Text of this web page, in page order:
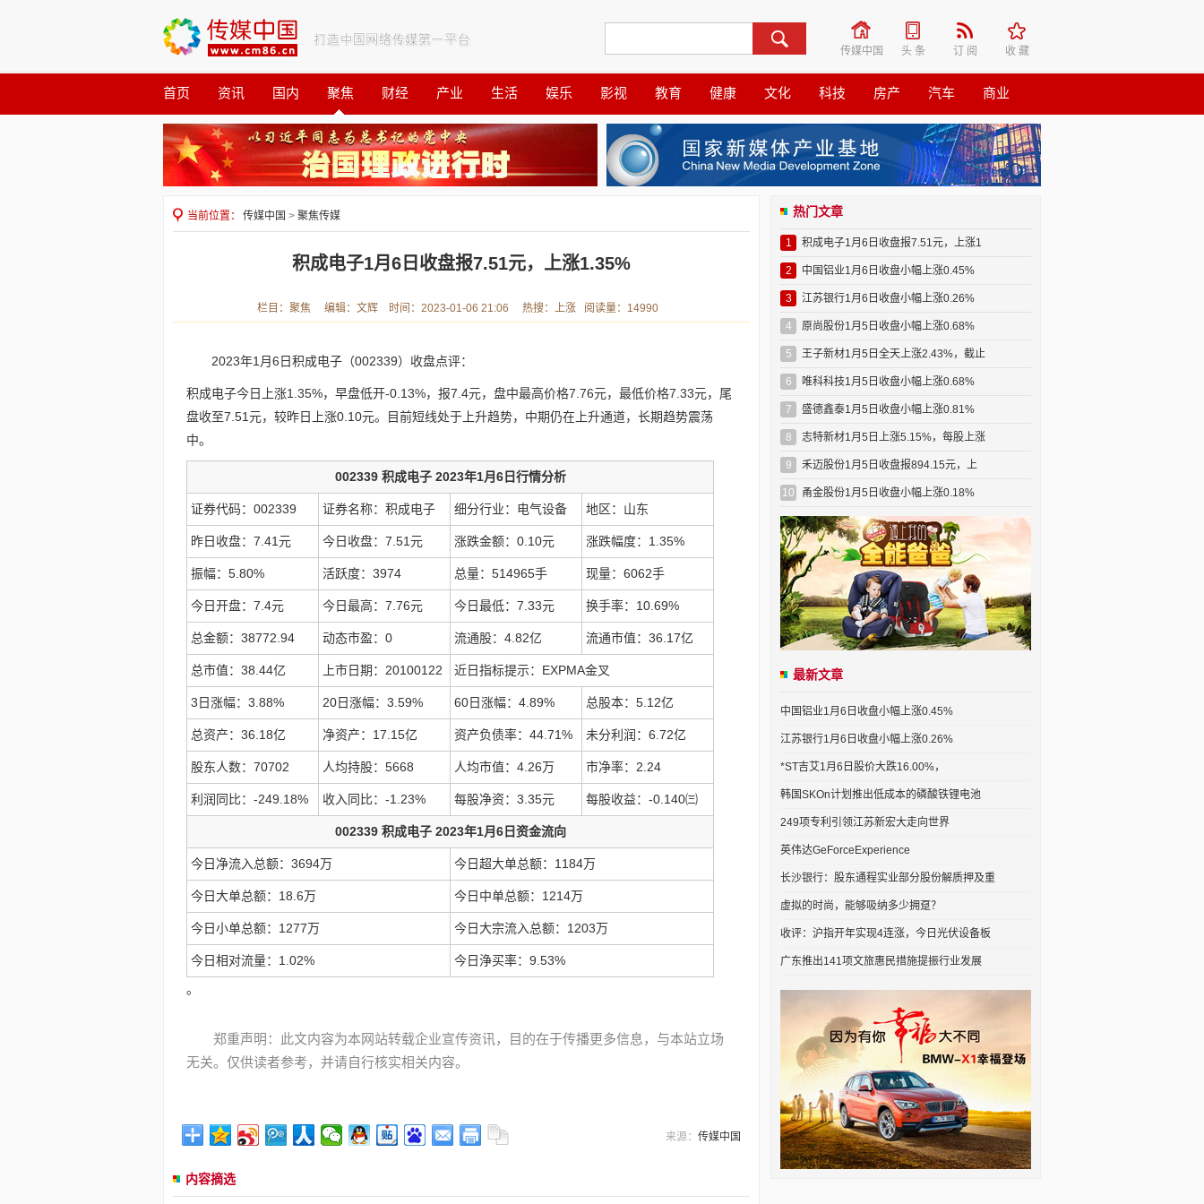
传媒中国 头 条 订 阅 收 藏
首页 资讯 国内 聚焦 财经 产业 生活 娱乐 影视 教育 健康 文化 科技 房产 汽车 商业
观察 公益
当前位置： 传媒中国 > 聚焦传媒
积成电子1月6日收盘报7.51元，上涨1.35%
栏目：聚焦 编辑：文辉 时间：2023-01-06 21:06 热搜：上涨 阅读量：14990
2023年1月6日积成电子（002339）收盘点评：
积成电子今日上涨1.35%，早盘低开-0.13%，报7.4元，盘中最高价格7.76元，最低价格7.33元，尾
盘收至7.51元，较昨日上涨0.10元。目前短线处于上升趋势，中期仍在上升通道，长期趋势震荡
中。
002339 积成电子 2023年1月6日行情分析
证券代码：002339 证券名称：积成电子 细分行业：电气设备 地区：山东
昨日收盘：7.41元 今日收盘：7.51元 涨跌金额：0.10元 涨跌幅度：1.35%
振幅：5.80% 活跃度：3974 总量：514965手 现量：6062手
今日开盘：7.4元 今日最高：7.76元 今日最低：7.33元 换手率：10.69%
总金额：38772.94 动态市盈：0 流通股：4.82亿 流通市值：36.17亿
总市值：38.44亿 上市日期：20100122 近日指标提示：EXPMA金叉
3日涨幅：3.88% 20日涨幅：3.59% 60日涨幅：4.89% 总股本：5.12亿
总资产：36.18亿 净资产：17.15亿 资产负债率：44.71% 未分利润：6.72亿
股东人数：70702 人均持股：5668 人均市值：4.26万 市净率：2.24
利润同比：-249.18% 收入同比：-1.23% 每股净资：3.35元 每股收益：-0.140㈢
002339 积成电子 2023年1月6日资金流向
今日净流入总额：3694万 今日超大单总额：1184万
今日大单总额：18.6万 今日中单总额：1214万
今日小单总额：1277万 今日大宗流入总额：1203万
今日相对流量：1.02%
今日浄买率：9.53%
。
郑重声明：此文内容为本网站转载企业宣传资讯，目的在于传播更多信息，与本站立场
无关。仅供读者参考，并请自行核实相关内容。
来源： 传媒中国
内容摘选
热门文章
1 积成电子1月6日收盘报7.51元，上涨1
2 中国铝业1月6日收盘小幅上涨0.45%
3 江苏银行1月6日收盘小幅上涨0.26%
4 原尚股份1月5日收盘小幅上涨0.68%
5 王子新材1月5日全天上涨2.43%，截止
6 唯科科技1月5日收盘小幅上涨0.68%
7 盛德鑫泰1月5日收盘小幅上涨0.81%
8 志特新材1月5日上涨5.15%，每股上涨
9 禾迈股份1月5日收盘报894.15元，上
10 甬金股份1月5日收盘小幅上涨0.18%
最新文章
中国铝业1月6日收盘小幅上涨0.45%
江苏银行1月6日收盘小幅上涨0.26%
*ST吉艾1月6日股价大跌16.00%，
韩国SKOn计划推出低成本的磷酸铁锂电池
249项专利引领江苏新宏大走向世界
英伟达GeForceExperience
长沙银行：股东通程实业部分股份解质押及重
虚拟的时尚，能够吸纳多少拥趸？
收评：沪指开年实现4连涨，今日光伏设备板
广东推出141项文旅惠民措施提振行业发展